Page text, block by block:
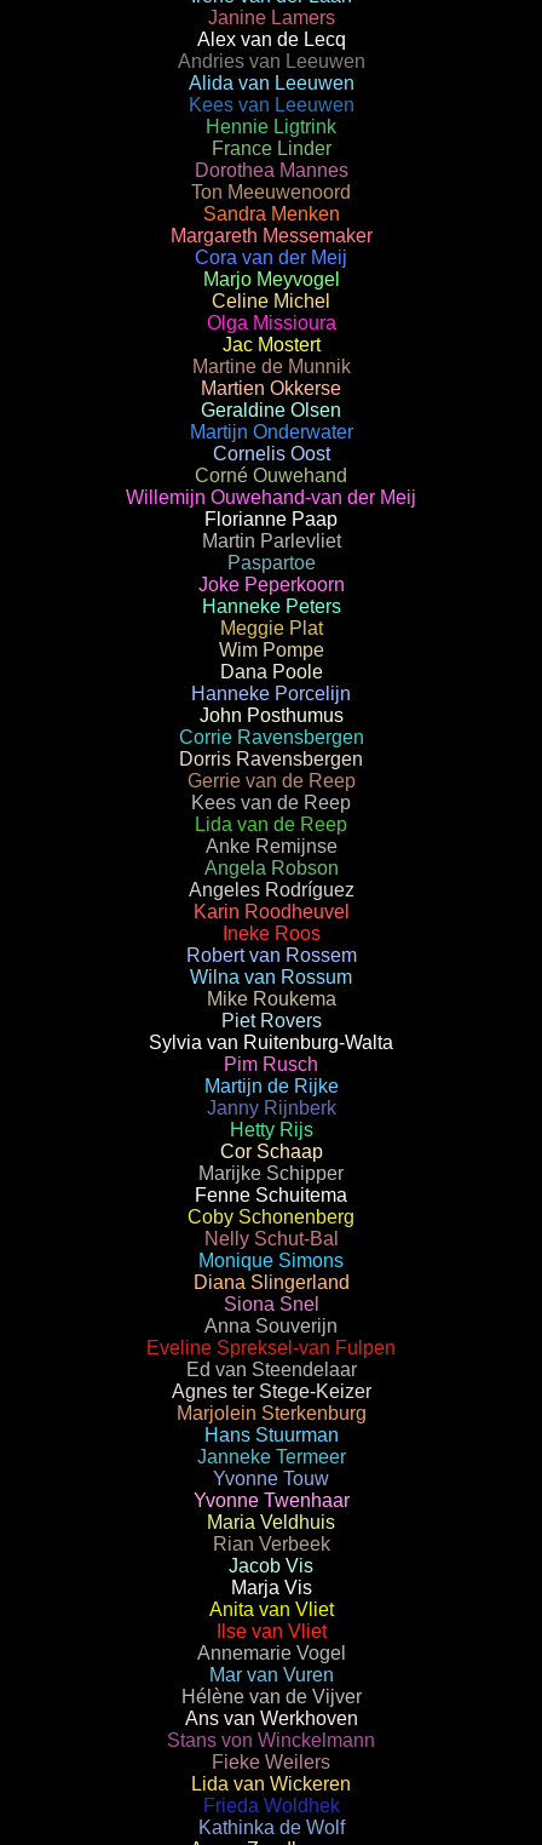
Janine Lamers
Alex van de Lecq
Andries van Leeuwen
Alida van Leeuwen
Kees van Leeuwen
Hennie Ligtrink
France Linder
Dorothea Mannes
Ton Meeuwenoord
Sandra Menken
Margareth Messemaker
Cora van der Meij
Marjo Meyvogel
Celine Michel
Olga Missioura
Jac Mostert
Martine de Munnik
Martien Okkerse
Geraldine Olsen
Martijn Onderwater
Cornelis Oost
Corné Ouwehand
Willemijn Ouwehand-van der Meij
Florianne Paap
Martin Parlevliet
Paspartoe
Joke Peperkoorn
Hanneke Peters
Meggie Plat
Wim Pompe
Dana Poole
Hanneke Porcelijn
John Posthumus
Corrie Ravensbergen
Dorris Ravensbergen
Gerrie van de Reep
Kees van de Reep
Lida van de Reep
Anke Remijnse
Angela Robson
Angeles Rodríguez
Karin Roodheuvel
Ineke Roos
Robert van Rossem
Wilna van Rossum
Mike Roukema
Piet Rovers
Sylvia van Ruitenburg-Walta
Pim Rusch
Martijn de Rijke
Janny Rijnberk
Hetty Rijs
Cor Schaap
Marijke Schipper
Fenne Schuitema
Coby Schonenberg
Nelly Schut-Bal
Monique Simons
Diana Slingerland
Siona Snel
Anna Souverijn
Eveline Spreksel-van Fulpen
Ed van Steendelaar
Agnes ter Stege-Keizer
Marjolein Sterkenburg
Hans Stuurman
Janneke Termeer
Yvonne Touw
Yvonne Twenhaar
Maria Veldhuis
Rian Verbeek
Jacob Vis
Marja Vis
Anita van Vliet
Ilse van Vliet
Annemarie Vogel
Mar van Vuren
Hélène van de Vijver
Ans van Werkhoven
Stans von Winckelmann
Fieke Weilers
Lida van Wickeren
Frieda Woldhek
Kathinka de Wolf